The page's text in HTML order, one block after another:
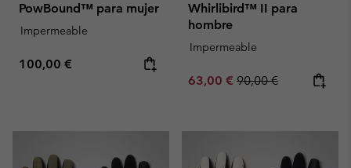
PowBound™ para mujer
Impermeable
Regular price:
100,00 €
Whirlibird™ II para
hombre
Impermeable
Sale price:
63,00 € Regular price:
90,00 €